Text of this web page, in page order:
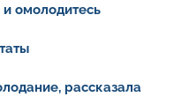
омолодитесь
рассказала